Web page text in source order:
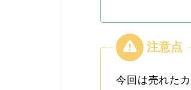
今回は売れた